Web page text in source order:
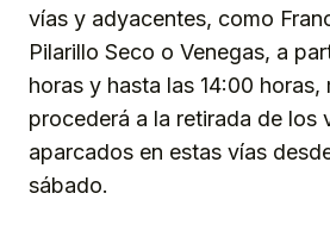
vías y adyacentes, como
Pilarillo Seco o Venegas, a
horas y hasta las 14:00 horas,
procederá a la retirada de los
aparcados en estas vías
sábado.